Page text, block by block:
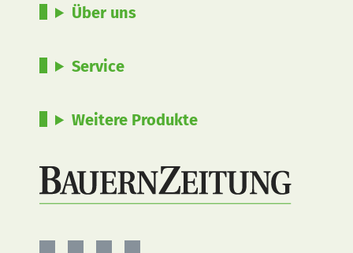
Über uns
Service
Weitere Produkte